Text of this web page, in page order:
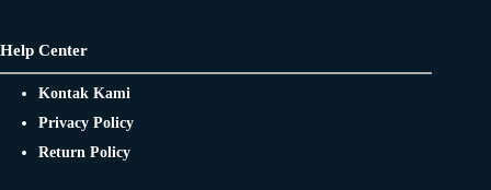
Help Center
Kontak Kami
Privacy Policy
Return Policy